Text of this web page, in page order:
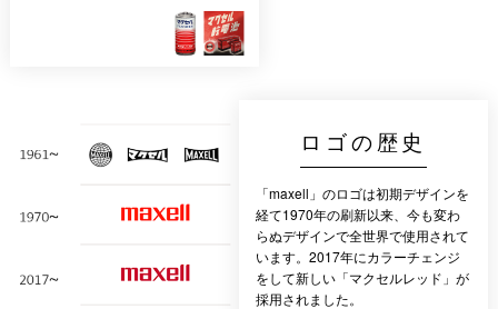
ロゴの歴史
「maxell」のロゴは初期デザインを
経て1970年の刷新以来、今も変わ
らぬデザインで全世界で使用されて
います。2017年にカラーチェンジ
をして新しい「マクセルレッド」が
採用されました。